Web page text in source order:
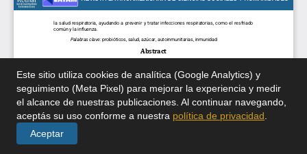
Este sitio utiliza cookies de analítica (Google Analytics) y
seguimiento (Meta Pixel) para mejorar la experiencia y medir
el alcance de nuestras publicaciones. Al continuar navegando,
aceptás su uso conforme a nuestra política de privacidad
Aceptar